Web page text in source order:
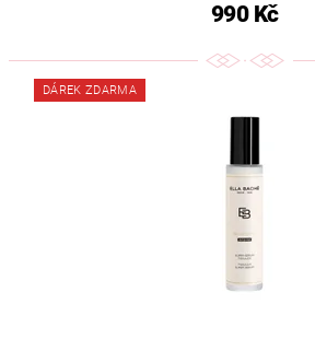
990 Kč
DÁREK ZDARMA